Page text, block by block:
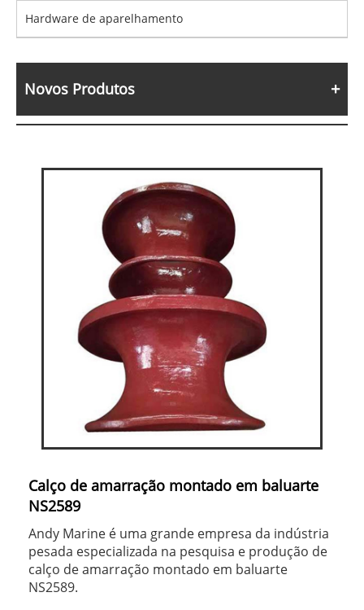
Hardware de aparelhamento
Novos Produtos
Calço de amarração montado em baluarte
NS2589
Andy Marine é uma grande empresa da indústria
pesada especializada na pesquisa e produção de
calço de amarração montado em baluarte
NS2589.